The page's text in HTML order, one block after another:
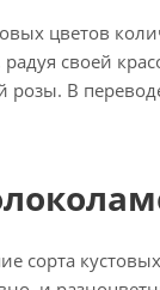
цветов
своей
В
сорта